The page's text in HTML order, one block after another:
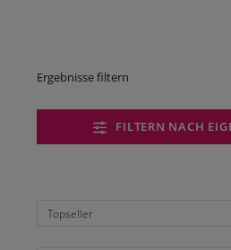
Ergebnisse filtern
FILTERN NACH